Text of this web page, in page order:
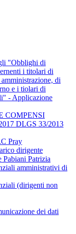
"Obblighi di
i titolari di
di
e i tiolari di
- Applicazione
COMPENSI
DLGS 33/2013
Pray
dirigente
Patrizia
amministrativi di
(dirigenti non
dei dati